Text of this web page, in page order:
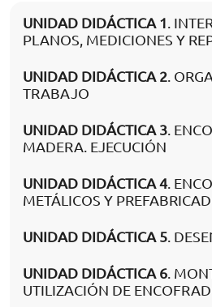
UNIDAD DIDÁCTICA 1.
PLANOS, MEDICIONES Y
UNIDAD DIDÁCTICA 2.
TRABAJO
UNIDAD DIDÁCTICA 3.
MADERA. EJECUCIÓN
UNIDAD DIDÁCTICA 4.
METÁLICOS Y
UNIDAD DIDÁCTICA 5.
UNIDAD DIDÁCTICA 6.
UTILIZACIÓN DE